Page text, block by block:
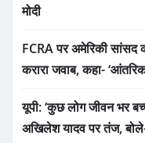
मोदी
FCRA पर अमेरिकी सांसद
करारा जवाब, कहा-
यूपी: ‘कुछ लोग जीवन भर
अखिलेश यादव पर तंज,